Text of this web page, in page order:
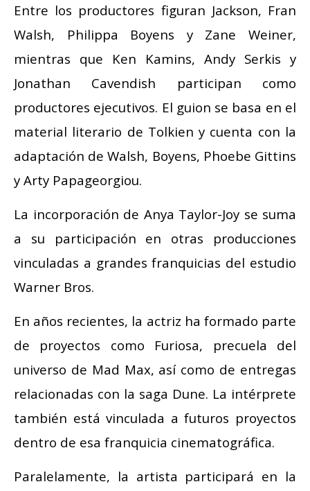
Entre los productores figuran Jackson, Fran
Walsh, Philippa Boyens y Zane Weiner,
mientras que Ken Kamins, Andy Serkis y
Jonathan Cavendish participan como
productores ejecutivos. El guion se basa en el
material literario de Tolkien y cuenta con la
adaptación de Walsh, Boyens, Phoebe Gittins
y Arty Papageorgiou.
La incorporación de Anya Taylor-Joy se suma
a su participación en otras producciones
vinculadas a grandes franquicias del estudio
Warner Bros.
En años recientes, la actriz ha formado parte
de proyectos como Furiosa, precuela del
universo de Mad Max, así como de entregas
relacionadas con la saga Dune. La intérprete
también está vinculada a futuros proyectos
dentro de esa franquicia cinematográfica.
Paralelamente, la artista participará en la